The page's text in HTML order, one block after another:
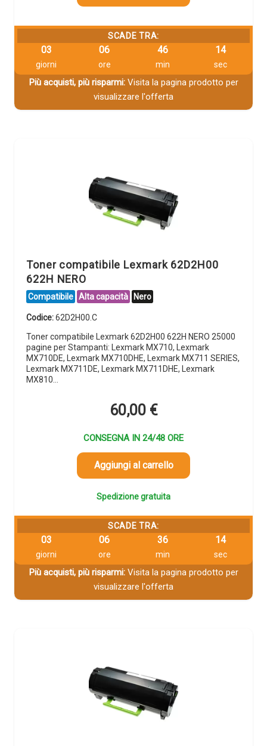
SCADE TRA:
03
giorni
06
ore
46
min
13
sec
Più acquisti, più risparmi:Visita la pagina prodotto per
visualizzare l'offerta
Toner compatibile Lexmark 62D2H00
622H NERO
Compatibile Alta capacità Nero
Codice:62D2H00.C
Toner compatibile Lexmark 62D2H00 622H NERO 25000
pagine per Stampanti: Lexmark MX710, Lexmark
MX710DE, Lexmark MX710DHE, Lexmark MX711 SERIES,
Lexmark MX711DE, Lexmark MX711DHE, Lexmark
MX810…
60,00 €
CONSEGNA IN 24/48 ORE
Aggiungi al carrello
Spedizione gratuita
SCADE TRA:
03
giorni
06
ore
36
min
13
sec
Più acquisti, più risparmi:Visita la pagina prodotto per
visualizzare l'offerta